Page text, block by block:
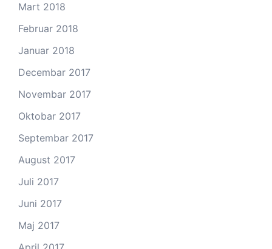
Mart 2018
Februar 2018
Januar 2018
Decembar 2017
Novembar 2017
Oktobar 2017
Septembar 2017
August 2017
Juli 2017
Juni 2017
Maj 2017